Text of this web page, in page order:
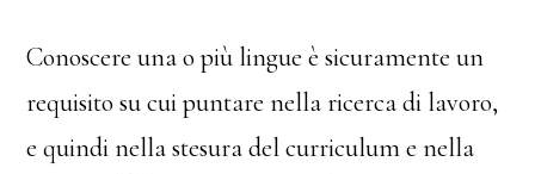
Conoscere una o più lingue è sicuramente un
requisito su cui puntare nella ricerca di lavoro,
e quindi nella stesura del curriculum e nella